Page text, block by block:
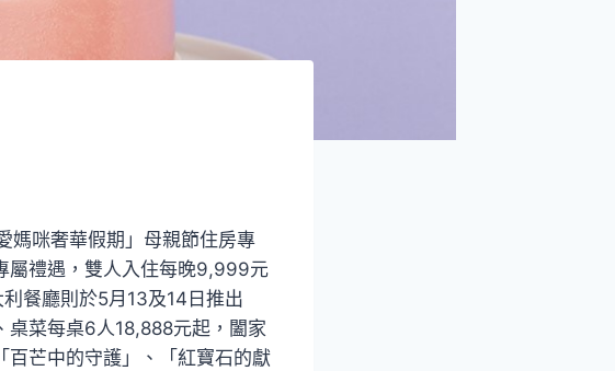
媽咪奢華假期」母親節住房專
屬禮遇，雙人入住每晚9,999元
餐廳則於5月13及14日推出
桌菜每桌6人18,888元起，闔家
芒中的守護」、「紅寶石的獻